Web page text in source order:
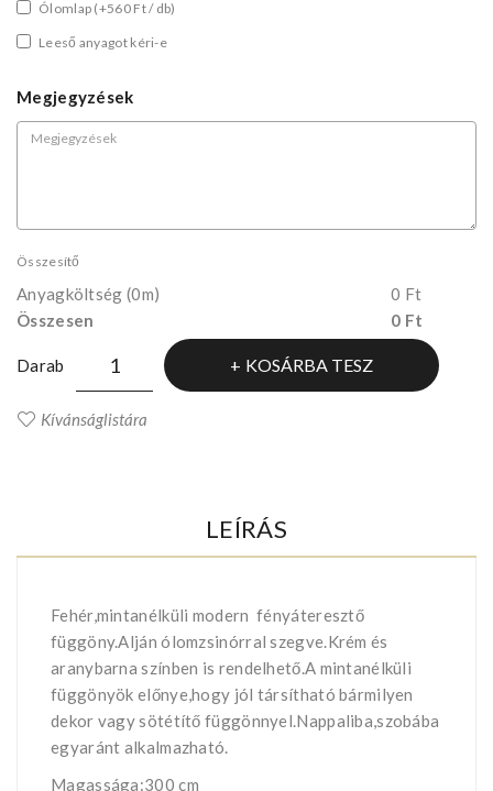
Ólomlap (+560 Ft / db)
Leeső anyagot kéri-e
Megjegyzések
Összesítő
Anyagköltség (0m)
0 Ft
Összesen
0 Ft
Darab KOSÁRBA TESZ
Kívánságlistára
LEÍRÁS
Fehér,mintanélküli modern fényáteresztő
függöny.Alján ólomzsinórral szegve.Krém és
aranybarna színben is rendelhető.A mintanélküli
függönyök előnye,hogy jól társítható bármilyen
dekor vagy sötétítő függönnyel.Nappaliba,szobába
egyaránt alkalmazható.
Magassága:300 cm